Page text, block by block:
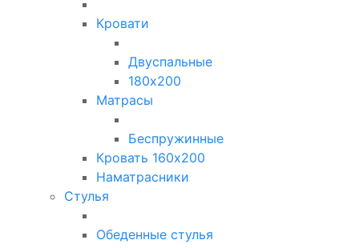
Кровати
Двуспальные
180х200
Матрасы
Беспружинные
Кровать 160х200
Наматрасники
Стулья
Обеденные стулья